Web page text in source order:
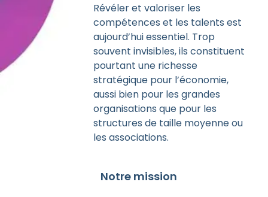
Révéler et valoriser les
compétences et les talents est
aujourd’hui essentiel. Trop
souvent invisibles, ils constituent
pourtant une richesse
stratégique pour l’économie,
aussi bien pour les grandes
organisations que pour les
structures de taille moyenne ou
les associations.
Notre mission